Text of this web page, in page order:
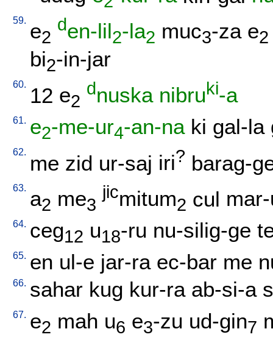
59. e2
den-lil2-la2 muc3-za e2
bi2-in-jar
60. 12 e2
dnuska nibruki-a
61. e2-me-ur4-an-na ki gal-la
62. me zid ur-saj iri? barag-
63. a2 me3
jicmitum2 cul
64. ceg12 u18-ru nu-silig-ge
65. en ul-e jar-ra ec-bar me
66. sahar kug kur-ra ab-si-a
67. e2 mah u6 e3-zu ud-gin7